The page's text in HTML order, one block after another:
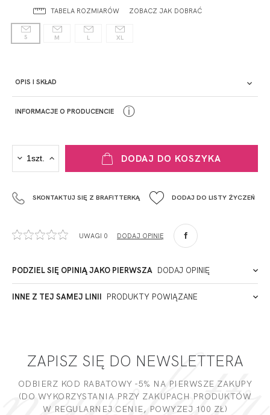
TABELA ROZMIARÓW ZOBACZ JAK DOBRAĆ
S M L XL
OPIS I SKŁAD
INFORMACJE O PRODUCENCIE
Fashiontex Group Sp.z o.o. Spółka komandytowa
+48 42 719 43 15
90-057
Polska
ADRES PUNKTU KONTAKTOWEGO
ⓘ
DODAJ DO KOSZYKA
SKONTAKTUJ SIĘ Z BRAFITTERKĄ DODAJ DO LISTY ŻYCZEŃ
UWAGI 0 DODAJ OPINIĘ
PODZIEL SIĘ OPINIĄ JAKO PIERWSZA DODAJ OPINIĘ
Miałeś już kontakt z naszym produktem? Zostaw opinię
INNE Z TEJ SAMEJ LINII PRODUKTY POWIĄZANE
ZAPISZ SIĘ DO NEWSLETTERA
ODBIERZ KOD RABATOWY -5% NA PIERWSZE ZAKUPY
(DO WYKORZYSTANIA PRZY ZAKUPACH PRODUKTÓW
W REGULARNEJ CENIE, POWYZEJ 100 ZŁ)